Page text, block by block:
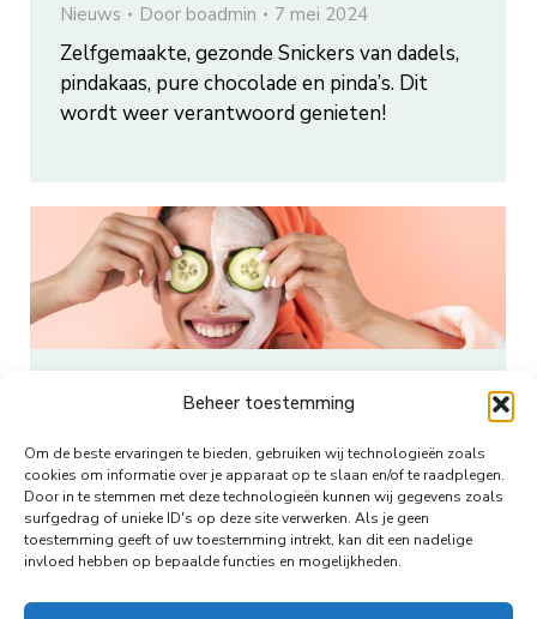
Beheer toestemming
Om de beste ervaringen te bieden, gebruiken wij technologieën zoals
cookies om informatie over je apparaat op te slaan en/of te raadplegen.
Door in te stemmen met deze technologieën kunnen wij gegevens zoals
surfgedrag of unieke ID's op deze site verwerken. Als je geen
toestemming geeft of uw toestemming intrekt, kan dit een nadelige
invloed hebben op bepaalde functies en mogelijkheden.
Nieuws Door boadmin 7 mei 2024
Zelfgemaakte, gezonde Snickers van dadels,
pindakaas, pure chocolade en pinda’s. Dit
wordt weer verantwoord genieten!
Komkommer & mint
Nieuws Doorboadmin 7 mei 2024
Dit verkwikkende gezichtsmasker helpt de
huid te verfrissen, verstevigen en hydrateren,
waardoor je huid weer gaat stralen!